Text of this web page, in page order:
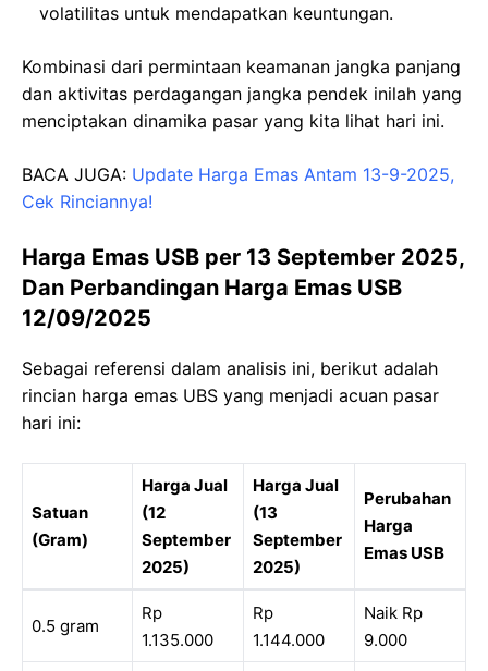
volatilitas untuk mendapatkan keuntungan.
Kombinasi dari permintaan keamanan jangka panjang
dan aktivitas perdagangan jangka pendek inilah yang
menciptakan dinamika pasar yang kita lihat hari ini.
BACA JUGA: Update Harga Emas Antam 13-9-2025,
Cek Rinciannya!
Harga Emas USB per 13 September 2025,
Dan Perbandingan Harga Emas USB
12/09/2025
Sebagai referensi dalam analisis ini, berikut adalah
rincian harga emas UBS yang menjadi acuan pasar
hari ini:
Satuan
(Gram)
Harga Jual
(12
September
2025)
Harga Jual
(13
September
2025)
Perubahan
Harga
Emas USB
0.5 gram
Rp
1.135.000
Rp
1.144.000
Naik Rp
9.000